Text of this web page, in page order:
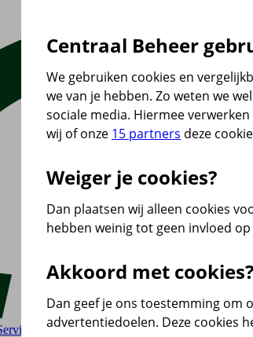
& contact
Centraal Beheer
We gebruiken cookies en
we van je hebben. Zo weten we
sociale media. Hiermee
wij of onze 15 partners deze
Weiger je cookies?
Dan plaatsen wij alleen cookies
hebben weinig tot geen invloed
Akkoord met cookies?
Dan geef je ons toestemming om
advertentiedoelen. Deze cookies